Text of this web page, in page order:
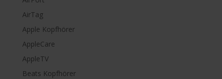
AirTag
Apple Kopfhörer
AppleCare
AppleTV
Beats Kopfhörer